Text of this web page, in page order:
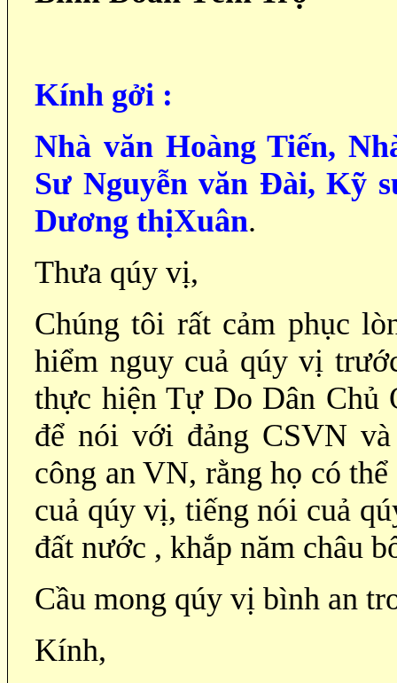
Kính gởi :
Nhà văn Hoàng Tiến,
Sư Nguyễn văn Đài, Kỹ
Dương thịXuân.
Thưa qúy vị,
Chúng tôi rất cảm phục
hiểm nguy cuả qúy vị
thực hiện Tự Do Dân Chủ
để nói với đảng CSVN
công an VN, rằng họ có
cuả qúy vị, tiếng nói cuả
đất nước , khắp năm châu
Cầu mong qúy vị bình an
Kính,